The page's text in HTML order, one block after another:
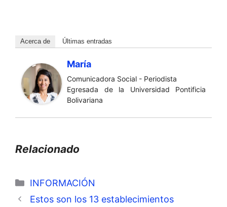
Acerca de Últimas entradas
María
Comunicadora Social - Periodista
Egresada de la Universidad Pontificia
Bolivariana
Relacionado
Categorías
INFORMACIÓN
Estos son los 13 establecimientos